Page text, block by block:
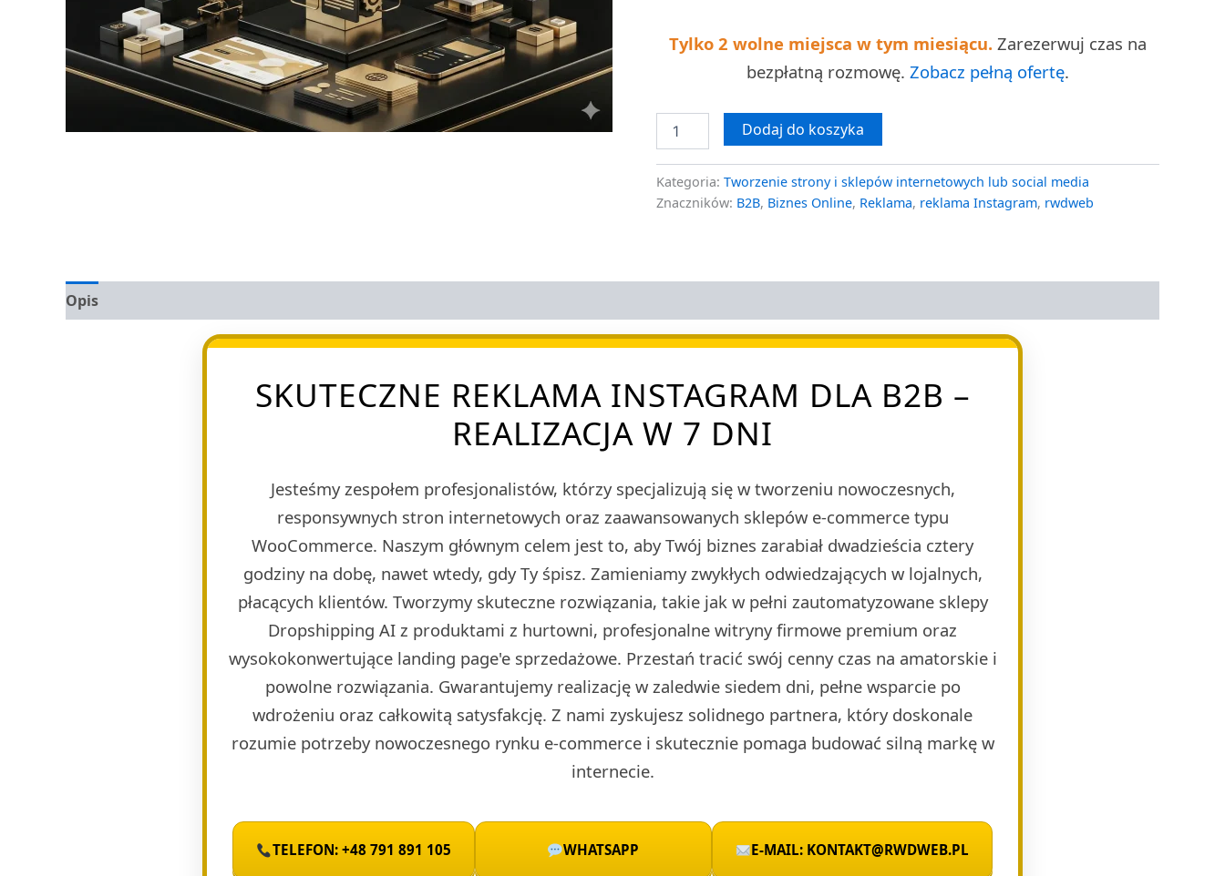
Tylko 2 wolne miejsca w tym miesiącu. Zarezerwuj czas na
bezpłatną rozmowę. Zobacz pełną ofertę.
Dodaj do koszyka
Kategoria: Tworzenie strony i sklepów internetowych lub social media
Znaczników: B2B, Biznes Online, Reklama, reklama Instagram, rwdweb
Opis
SKUTECZNE REKLAMA INSTAGRAM DLA B2B –
REALIZACJA W 7 DNI
Jesteśmy zespołem profesjonalistów, którzy specjalizują się w tworzeniu nowoczesnych,
responsywnych stron internetowych oraz zaawansowanych sklepów e-commerce typu
WooCommerce. Naszym głównym celem jest to, aby Twój biznes zarabiał dwadzieścia cztery
godziny na dobę, nawet wtedy, gdy Ty śpisz. Zamieniamy zwykłych odwiedzających w lojalnych,
płacących klientów. Tworzymy skuteczne rozwiązania, takie jak w pełni zautomatyzowane sklepy
Dropshipping AI z produktami z hurtowni, profesjonalne witryny firmowe premium oraz
wysokokonwertujące landing page'e sprzedażowe. Przestań tracić swój cenny czas na amatorskie i
powolne rozwiązania. Gwarantujemy realizację w zaledwie siedem dni, pełne wsparcie po
wdrożeniu oraz całkowitą satysfakcję. Z nami zyskujesz solidnego partnera, który doskonale
rozumie potrzeby nowoczesnego rynku e-commerce i skutecznie pomaga budować silną markę w
internecie.
TELEFON: +48 791 891 105 WHATSAPP E-MAIL: KONTAKT@RWDWEB.PL